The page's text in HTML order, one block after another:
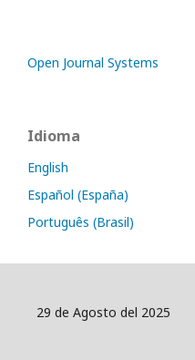
Open Journal Systems
Idioma
English
Español (España)
Português (Brasil)
29 de Agosto del 2025